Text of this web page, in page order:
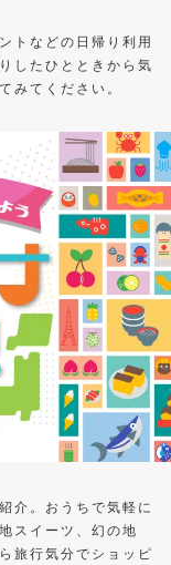
トなどの日帰り利用
したひとときから気
みてください。
介。おうちで気軽に
スイーツ、幻の地
旅行気分でショッピ